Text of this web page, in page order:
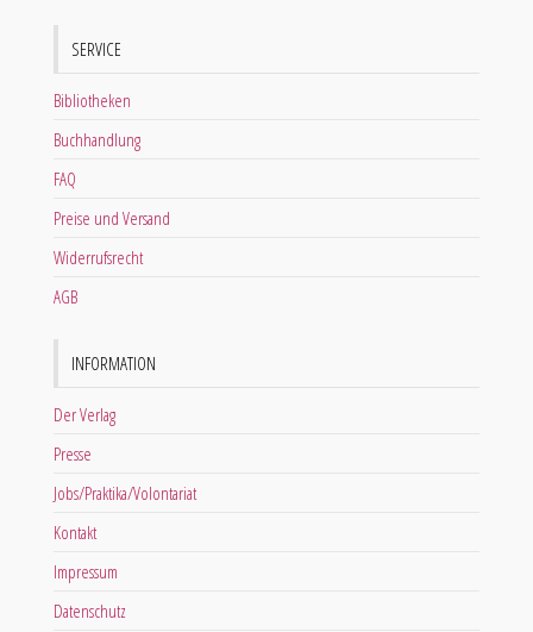
SERVICE
Bibliotheken
Buchhandlung
FAQ
Preise und Versand
Widerrufsrecht
AGB
INFORMATION
Der Verlag
Presse
Jobs/Praktika/Volontariat
Kontakt
Impressum
Datenschutz